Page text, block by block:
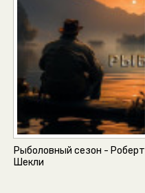
Рыболовный сезон - Роберт
Шекли